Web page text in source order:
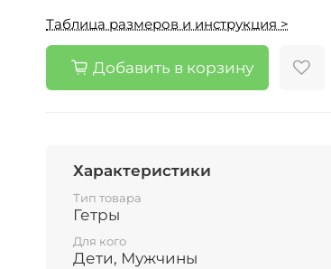
Таблица размеров и инструкция >
Добавить в корзину
Характеристики
Тип товара
Гетры
Для кого
Дети, Мужчины